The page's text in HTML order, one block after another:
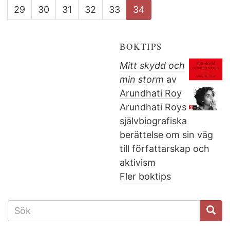
29
30 31 32 33 34
BOKTIPS
Mitt skydd och
min storm av
Arundhati Roy
Arundhati Roys
självbiografiska
berättelse om sin väg
till författarskap och
aktivism
Fler boktips
SÖKFORMULÄR